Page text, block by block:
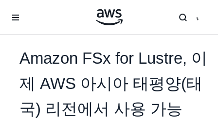
Amazon FSx for Lustre, 이
제 AWS 아시아 태평양(태
국) 리전에서 사용 가능